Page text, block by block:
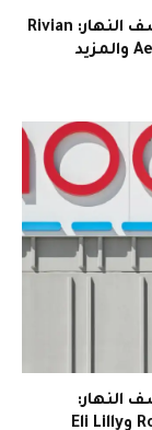
الأسهم التي تحقق أكبر التحركات في منتصف النهار: Rivian
النهار:
Moderna وON Semiconductor وRocket Lab وEli Lilly